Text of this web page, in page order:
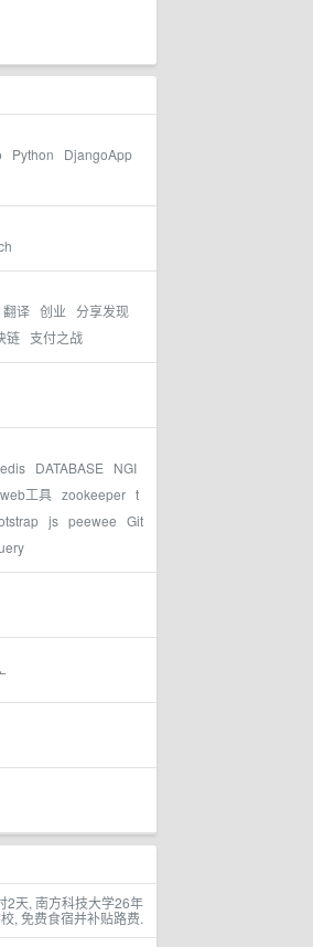
Python
DjangoApp
翻译 创业 分享发现
链 支付之战
DATABASE
NGI
web工具 zookeeper t
js peewee Git
2天, 南方科技大学26年
, 免费食宿并补贴路费.